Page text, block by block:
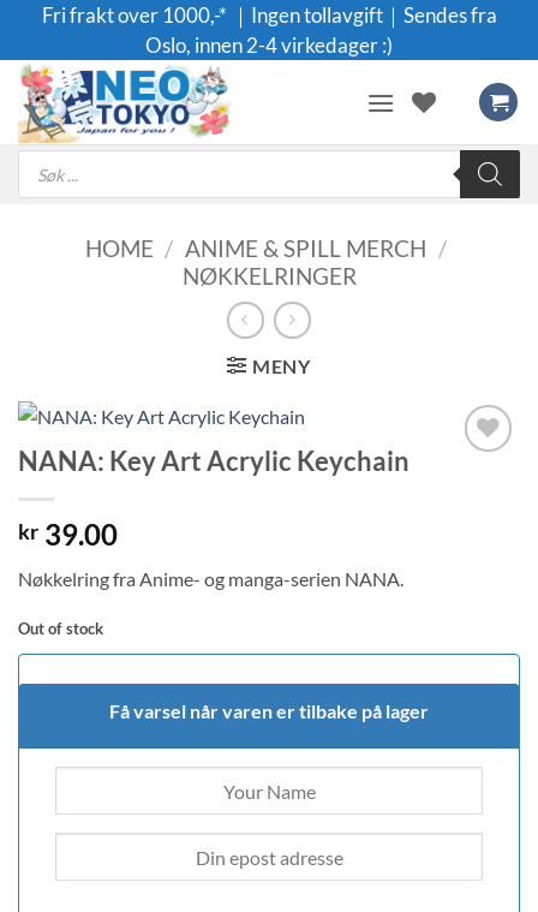
content
Fri frakt over 1000,-* ｜Ingen tollavgift｜Sendes fra
Oslo, innen 2-4 virkedager :)
Products
search
HOME / ANIME & SPILL MERCH /
NØKKELRINGER
MENY
NANA: Key Art Acrylic Keychain
kr 39.00
Nøkkelring fra Anime- og manga-serien NANA.
Out of stock
Få varsel når varen er tilbake på lager